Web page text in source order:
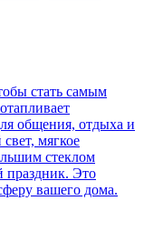
стать самым
общения, отдыха и
мягкое
стеклом
праздник. Это
вашего дома.